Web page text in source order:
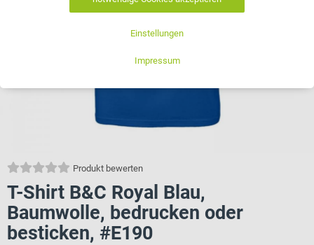
Produkt bewerten
T-Shirt B&C Royal Blau,
Baumwolle, bedrucken oder
besticken, #E190